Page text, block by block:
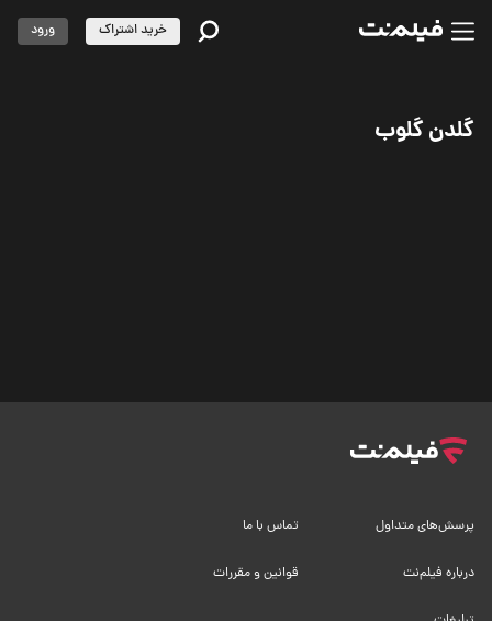
خرید اشتراک ورود
گلدن گلوب
پرسش‌های متداول تماس با ما
درباره فیلم‌نت قوانین و مقررات